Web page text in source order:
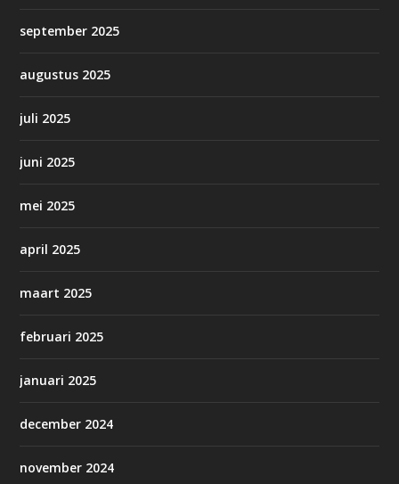
september 2025
augustus 2025
juli 2025
juni 2025
mei 2025
april 2025
maart 2025
februari 2025
januari 2025
december 2024
november 2024